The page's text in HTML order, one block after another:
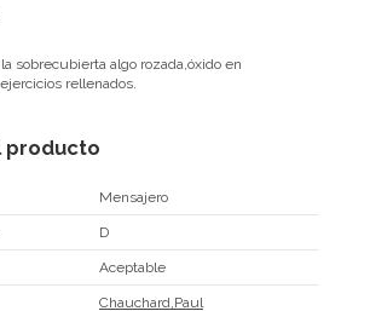
sobrecubierta algo rozada,óxido en
rellenados.
producto
Mensajero
D
Aceptable
Chauchard,Paul